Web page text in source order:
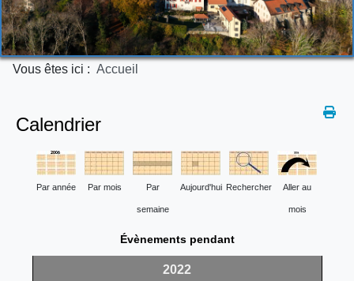
Vous êtes ici : Accueil
Calendrier
Par année Par mois Par
semaine
Aujourd'hui Rechercher Aller au
mois
Évènements pendant
2022